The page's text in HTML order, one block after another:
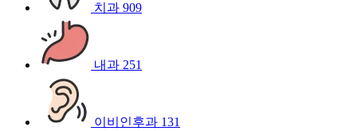
치과 909
내과 251
이비인후과 131